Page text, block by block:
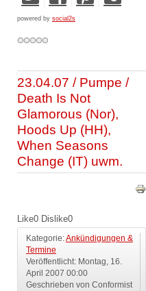
powered by social2s
23.04.07 / Pumpe /
Death Is Not
Glamorous (Nor),
Hoods Up (HH),
When Seasons
Change (IT) uwm.
Like0 Dislike0
Kategorie:Ankündigungen &
Termine
Veröffentlicht: Montag, 16.
April 2007 00:00
Geschrieben von Conformist